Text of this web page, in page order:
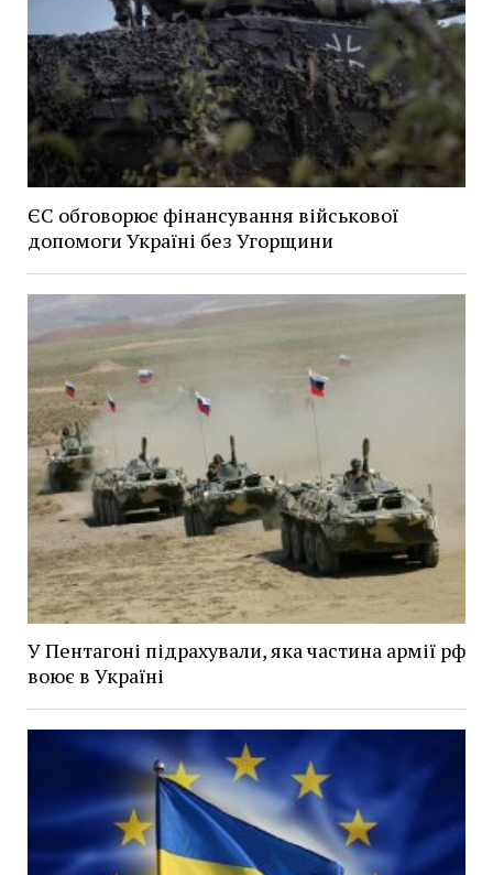
ЄС обговорює фінансування військової
допомоги Україні без Угорщини
У Пентагоні підрахували, яка частина армії рф
воює в Україні